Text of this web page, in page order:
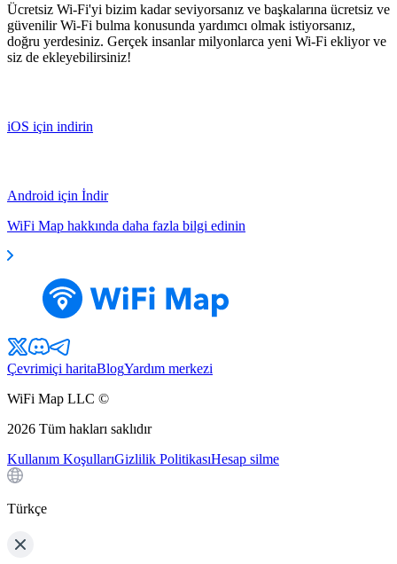
Ücretsiz Wi-Fi'yi bizim kadar seviyorsanız ve başkalarına ücretsiz ve
güvenilir Wi-Fi bulma konusunda yardımcı olmak istiyorsanız,
doğru yerdesiniz. Gerçek insanlar milyonlarca yeni Wi-Fi ekliyor ve
siz de ekleyebilirsiniz!
iOS için indirin
Android için İndir
WiFi Map hakkında daha fazla bilgi edinin
Çevrimiçi haritaBlogYardım merkezi
WiFi Map LLC ©
2026 Tüm hakları saklıdır
Kullanım KoşullarıGizlilik PolitikasıHesap silme
Türkçe